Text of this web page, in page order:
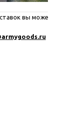
вы можете
rmygoods.ru